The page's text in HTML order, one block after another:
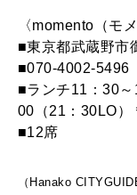
〈momento（モ
■東京都武蔵野市
■070-4002-5496
■ランチ11：30～
00（21：30LO）
■12席
（Hanako